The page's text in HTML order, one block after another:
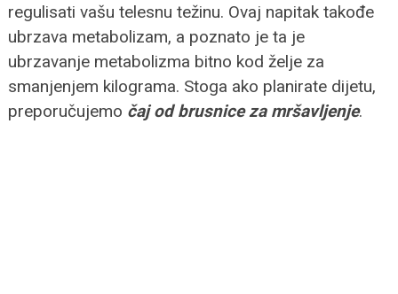
regulisati vašu telesnu težinu. Ovaj napitak takođe
ubrzava metabolizam, a poznato je ta je
ubrzavanje metabolizma bitno kod želje za
smanjenjem kilograma. Stoga ako planirate dijetu,
preporučujemo čaj od brusnice za mršavljenje.